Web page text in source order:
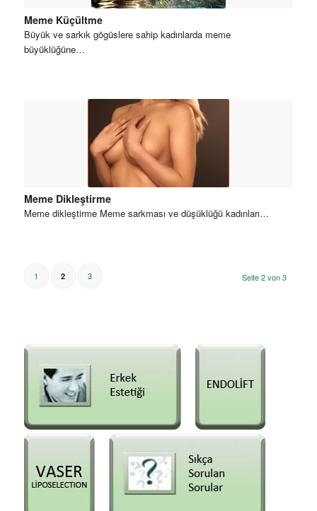
Meme Küçültme
Büyük ve sarkık gögüslere sahip kadınlarda meme
büyüklüğüne…
Meme Dikleştirme
Meme dikleştirme Meme sarkması ve düşüklüğü kadınları…
Seite 2 von 3
1 2 3